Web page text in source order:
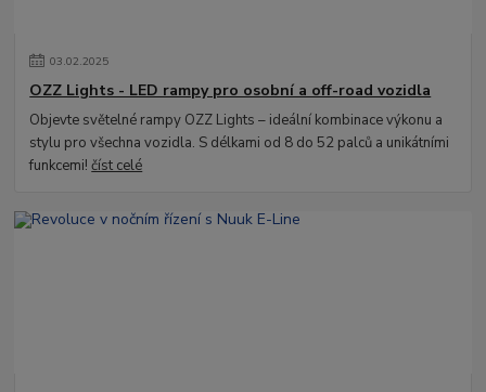
03.02.2025
OZZ Lights - LED rampy pro osobní a off-road vozidla
Objevte světelné rampy OZZ Lights – ideální kombinace výkonu a
stylu pro všechna vozidla. S délkami od 8 do 52 palců a unikátními
funkcemi!číst celé